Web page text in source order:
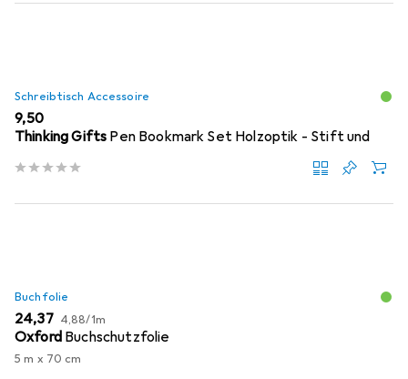
Schreibtisch Accessoire
EUR
9,50
Thinking Gifts Pen Bookmark Set Holzoptik - Stift und
Buchfolie
EUR
24,37 EUR
4,88/1m
Oxford Buchschutzfolie
5 m x 70 cm